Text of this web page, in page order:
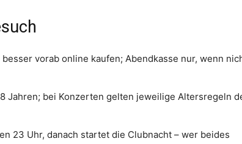
vorab online kaufen; Abendkasse nur, wenn
Jahren; bei Konzerten gelten jeweilige Altersregeln
23 Uhr, danach startet die Clubnacht – wer beides